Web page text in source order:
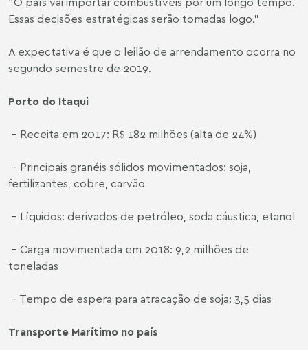
Essas decisões estratégicas serão tomadas logo.”
A expectativa é que o leilão de arrendamento ocorra no
segundo semestre de 2019.
Porto do Itaqui
- Receita em 2017: R$ 182 milhões (alta de 24%)
- Principais granéis sólidos movimentados: soja,
fertilizantes, cobre, carvão
- Líquidos: derivados de petróleo, soda cáustica, etanol
- Carga movimentada em 2018: 9,2 milhões de
toneladas
- Tempo de espera para atracação de soja: 3,5 dias
Transporte Marítimo no país